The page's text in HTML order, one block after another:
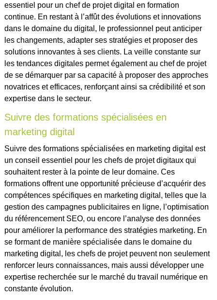
essentiel pour un chef de projet digital en formation
continue. En restant à l’affût des évolutions et innovations
dans le domaine du digital, le professionnel peut anticiper
les changements, adapter ses stratégies et proposer des
solutions innovantes à ses clients. La veille constante sur
les tendances digitales permet également au chef de projet
de se démarquer par sa capacité à proposer des approches
novatrices et efficaces, renforçant ainsi sa crédibilité et son
expertise dans le secteur.
Suivre des formations spécialisées en
marketing digital
Suivre des formations spécialisées en marketing digital est
un conseil essentiel pour les chefs de projet digitaux qui
souhaitent rester à la pointe de leur domaine. Ces
formations offrent une opportunité précieuse d’acquérir des
compétences spécifiques en marketing digital, telles que la
gestion des campagnes publicitaires en ligne, l’optimisation
du référencement SEO, ou encore l’analyse des données
pour améliorer la performance des stratégies marketing. En
se formant de manière spécialisée dans le domaine du
marketing digital, les chefs de projet peuvent non seulement
renforcer leurs connaissances, mais aussi développer une
expertise recherchée sur le marché du travail numérique en
constante évolution.